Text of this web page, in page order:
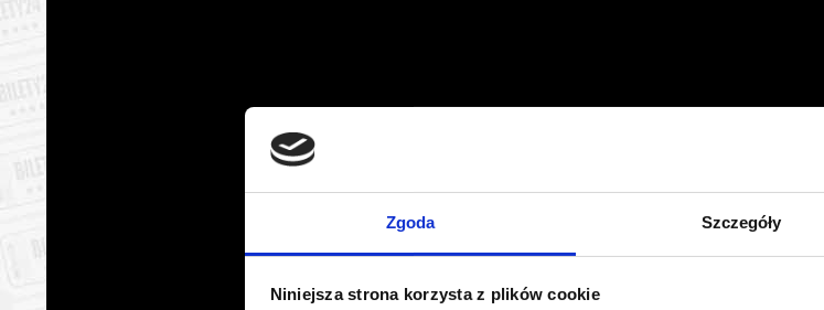
Zgoda Szczegóły
Niniejsza strona korzysta z plików cookie